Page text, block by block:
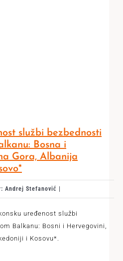
službi bezbednosti
Bosna i
Gora, Albanija
Andrej Stefanović |
uređenost službi
Balkanu: Bosni i Hervegovini,
i Kosovu*.